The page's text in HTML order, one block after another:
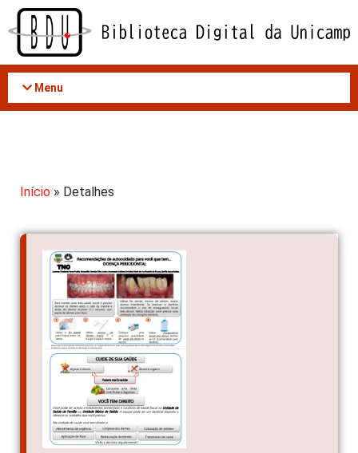
Acessar
conteúdo
Menu
Início » Detalhes